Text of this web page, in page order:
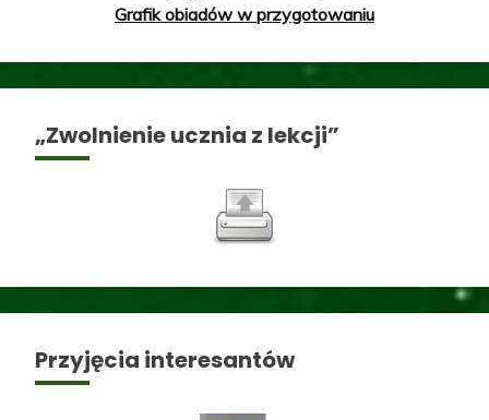
Grafik obiadów w przygotowaniu
„Zwolnienie ucznia z lekcji”
Przyjęcia interesantów